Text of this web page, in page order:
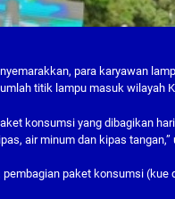
para karyawan
titik lampu masuk wilayah
konsumsi yang dibagikan
air minum dan kipas
paket konsumsi (kue